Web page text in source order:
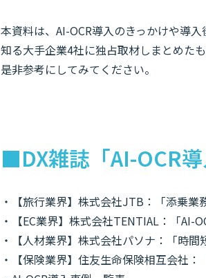
本資料は、AI-OCR導入のきっかけや導
知る大手企業4社に独占取材しまとめた
是非参考にしてみてください。
■DX雑誌「AI-OCR
・【旅行業界】株式会社JTB：「添乗業
・【EC業界】株式会社TENTIAL：「AI-
・【人材業界】株式会社パソナ：「時
・【保険業界】住友生命保険相互会社